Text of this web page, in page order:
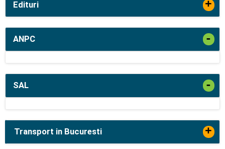
Edituri +
ANPC -
SAL -
Transport in Bucuresti +